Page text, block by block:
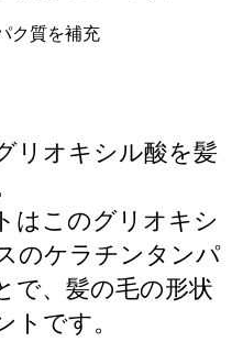
リオキシル酸を髪
はこのグリオキシ
のケラチンタンパ
で、髪の毛の形状
トです。